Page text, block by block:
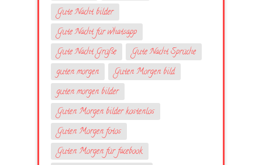
Gute Nacht bilder
Gute Nacht für whatsapp
Gute Nacht Grüße
Gute Nacht Sprüche
guten morgen
Guten Morgen bild
guten morgen bilder
Guten Morgen bilder kostenlos
Guten Morgen fotos
Guten Morgen für facebook